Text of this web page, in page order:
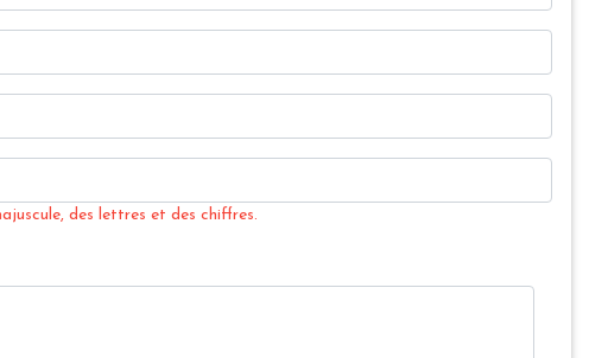
des lettres et des chiffres.